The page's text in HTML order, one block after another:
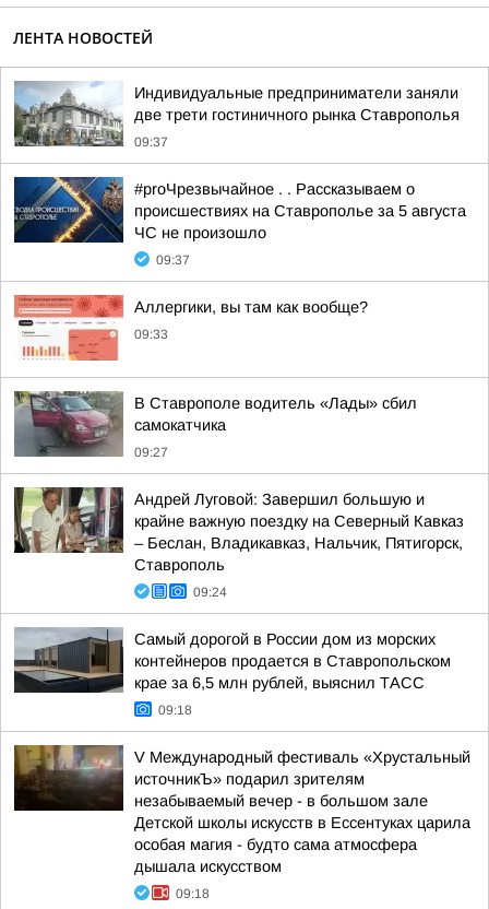
ЛЕНТА НОВОСТЕЙ
Индивидуальные предприниматели заняли
две трети гостиничного рынка Ставрополья
09:37
#proЧрезвычайное . . Рассказываем о
происшествиях на Ставрополье за 5 августа
ЧС не произошло
09:37
Аллергики, вы там как вообще?
09:33
В Ставрополе водитель «Лады» сбил
самокатчика
09:27
Андрей Луговой: Завершил большую и
крайне важную поездку на Северный Кавказ
– Беслан, Владикавказ, Нальчик, Пятигорск,
Ставрополь
09:24
Самый дорогой в России дом из морских
контейнеров продается в Ставропольском
крае за 6,5 млн рублей, выяснил ТАСС
09:18
V Международный фестиваль «Хрустальный
источникЪ» подарил зрителям
незабываемый вечер - в большом зале
Детской школы искусств в Ессентуках царила
особая магия - будто сама атмосфера
дышала искусством
09:18